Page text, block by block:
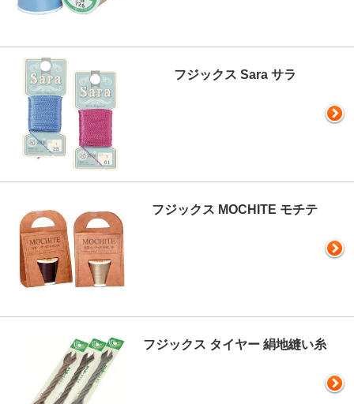
フジックス Sara サラ
フジックス MOCHITE モチテ
フジックス タイヤー 絹地縫い糸